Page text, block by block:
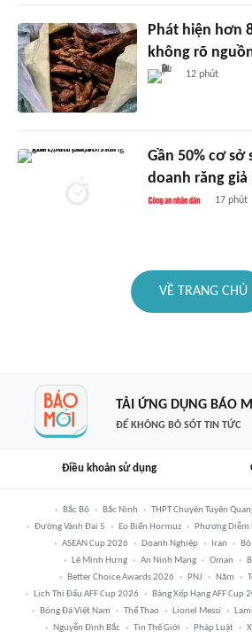
Phát hiện hơn
không rõ
12 phút
Gần 50% cơ sở
doanh răng
17 phút
VỀ TRANG CHỦ
TẢI ỨNG DỤNG BÁO
ĐỂ KHÔNG BỎ SÓT TIN TỨC
Điều khoản sử dụng
Bắc Bộ Bắc Ninh THPT Chuyên Tuyên
Đường Vành Đai 5
Eo Biển Hormuz Phương Diễm
ASEAN Cup 2026
Doanh Nghiệp Iran
Lê Minh Hưng
An Ninh Mạng Oman
Better Choice Awards 2026
PNJ Năm
Lịch Thi Đấu AFF Cup 2026
Bảng Xếp Hạng AFF Cup
Bóng Đá Việt Nam
Thể Thao Lionel Messi
Nguyễn Đình Bắc
Tin Thế Giới Pháp Luật